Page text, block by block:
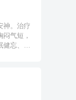
神。治疗
气短，
忘、神